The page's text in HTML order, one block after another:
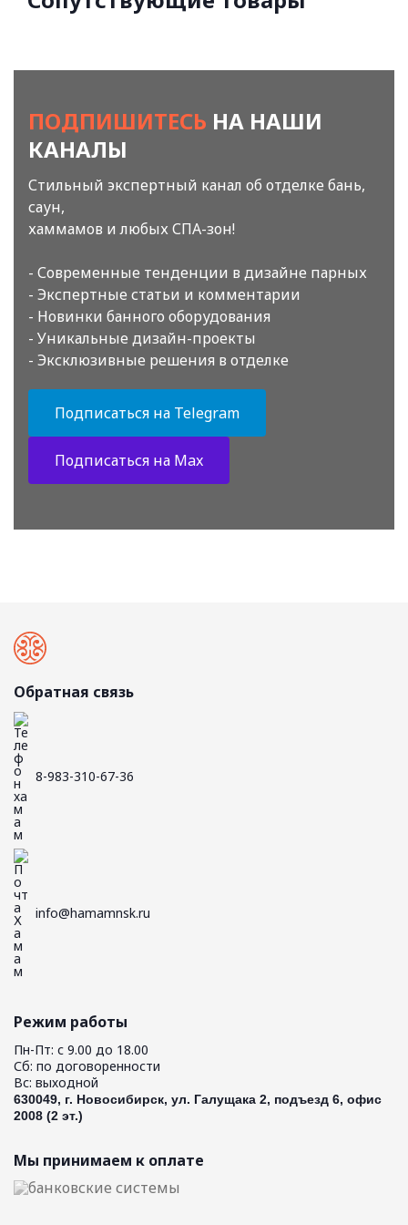
ПОДПИШИТЕСЬ НА НАШИ
КАНАЛЫ
Стильный экспертный канал об отделке бань,
саун,
хаммамов и любых СПА-зон!
- Современные тенденции в дизайне парных
- Экспертные статьи и комментарии
- Новинки банного оборудования
- Уникальные дизайн-проекты
- Эксклюзивные решения в отделке
Подписаться на Telegram
Подписаться на Max
Обратная связь
8-983-310-67-36
info@hamamnsk.ru
Режим работы
Пн-Пт: с 9.00 до 18.00
Сб: по договоренности
Вс: выходной
630049, г. Новосибирск, ул. Галущака 2, подъезд 6, офис
2008 (2 эт.)
Мы принимаем к оплате